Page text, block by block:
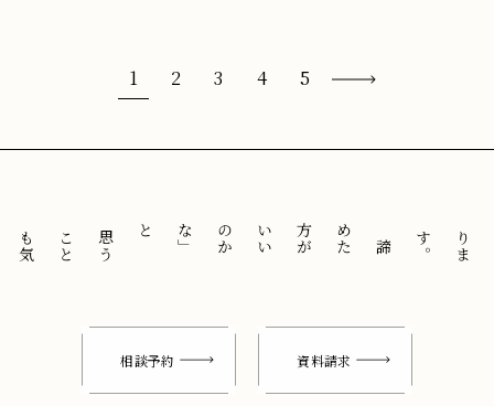
1 2 3 4 5
。
「
諦
め
た
方
が
い
い
の
か
な
」
と
思
う
こ
と
も
気
に
せ
ずに
相談予約 資料請求